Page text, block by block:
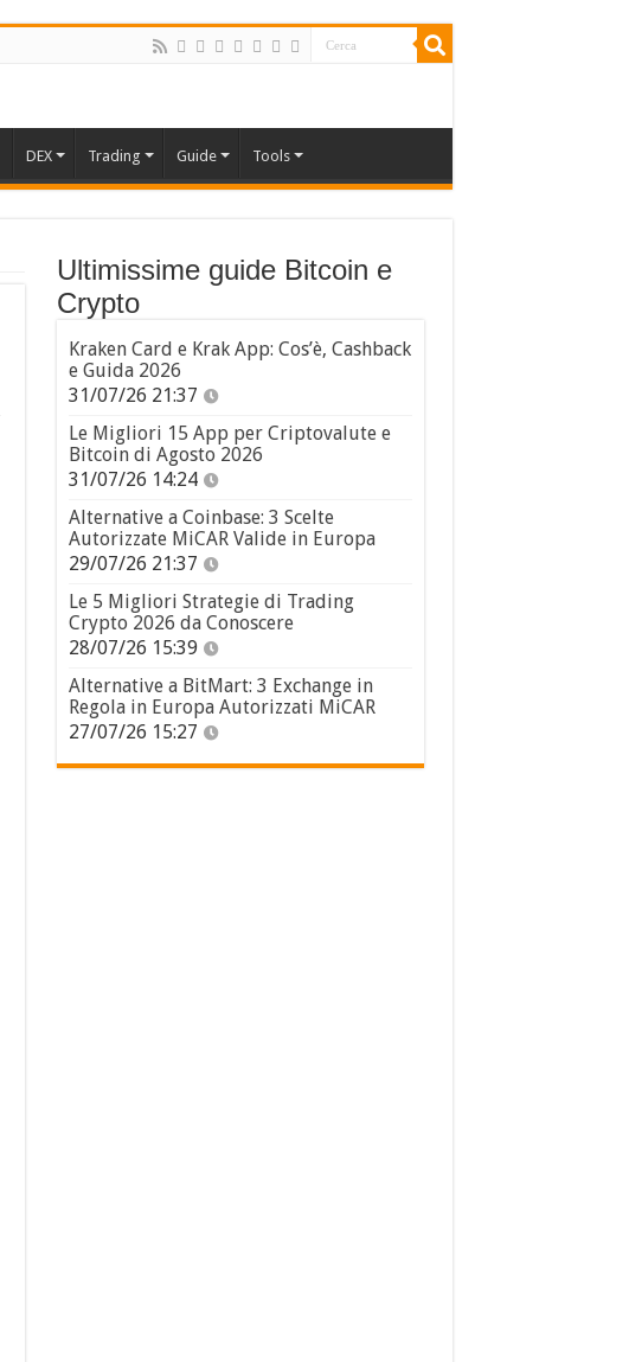
DEX Trading Guide Tools
Ultimissime guide Bitcoin e
Crypto
Kraken Card e Krak App: Cos’è, Cashback
e Guida 2026
31/07/26 21:37
Le Migliori 15 App per Criptovalute e
Bitcoin di Agosto 2026
31/07/26 14:24
Alternative a Coinbase: 3 Scelte
Autorizzate MiCAR Valide in Europa
29/07/26 21:37
Le 5 Migliori Strategie di Trading
Crypto 2026 da Conoscere
28/07/26 15:39
Alternative a BitMart: 3 Exchange in
Regola in Europa Autorizzati MiCAR
27/07/26 15:27